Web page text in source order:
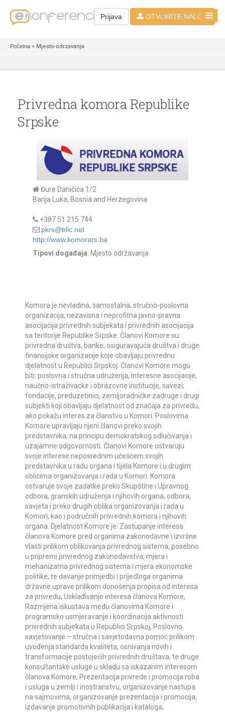
Prijava OTVORITE NALOG
SR - LAT
Početna > Mjesto-odrzavanja
Privredna komora Republike
Srpske
Đure Daničića 1/2
Banja Luka, Bosnia and Herzegovina
+387 51 215 744
pkrs@blic.net
http://www.komorars.ba
Tipovi događaja: Mjesto održavanja
Komora je nevladina, samostalna, stručno-poslovna
organizacija, nezavisna i neprofitna javno-pravna
asocijacija privrednih subjekata i privrednih asocijacija
sa teritorije Republike Srpske. Članovi Komore su:
privredna društva, banke, osiguravajuća društva i druge
finansijske organizacije koje obavljaju privrednu
djelatnost u Republici Srpskoj. Članovi Komore mogu
biti: poslovna i stručna udruženja, interesne asocijacije,
naučno-istraživacke i obrazovne institucije, savezi,
fondacije, preduzetinici, zemljoradničke zadruge i drugi
subjekti koji obavljaju djelatnost od značaja za privredu,
ako pokažu interes za članstvo u Komori. Poslovima
Komore upravljaju njeni članovi preko svojih
predstavnika, na principu demokratskog odlučivanja i
uzajamne odgovornosti. Članovi Komore ostvaruju
svoje interese neposrednim učešćem svojih
predstavnika u radu organa i tijela Komore i u drugim
oblicima organizovanja i rada u Komori. Komora
ostvaruje svoje zadatke preko Skupštine i Upravnog
odbora, granskih udruženja i njihovih organa, odbora,
savjeta i preko drugih oblika organizovanja i rada u
Komori, kao i područnih privrednih komora i njihovih
organa. Djelatnost Komore je: Zastupanje interesa
članova Komore pred organima zakonodavne i izvršne
vlasti prilikom oblikovanja privrednog sistema, posebno
u pripremi privrednog zakonodavstva, mjera i
mehanizama privrednog sistema i mjera ekonomske
politike, te davanje primjedbi i prijedloga organima
državne uprave prilikom donošenja propisa od interesa
za privredu, Usklađivanje interesa članova Komore,
Razmjena iskustava među članovima Komore i
programsko usmjeravanje i koordinacija aktivnosti
privrednih subjekata u Republici Srpskoj, Poslovno
savjetovanje – stručna i savjetodavna pomoć prilikom
uvođenja standarda kvaliteta, osnivanja novih i
transformacije postojećih privrednih društava, te druge
konsultantske usluge u skladu sa iskazanim interesom
članova Komore, Prezentacija privrede i promocija roba
i usluga u zemlji i inostranstvu, organizovanje nastupa
na sajmovima, organizovanje prezentacija i promocija,
izdavanje promotivnih publikacija i kataloga,